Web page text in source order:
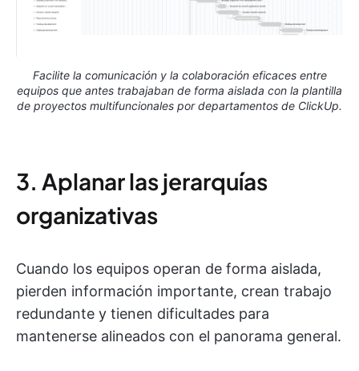
Facilite la comunicación y la colaboración eficaces entre
equipos que antes trabajaban de forma aislada con la plantilla
de proyectos multifuncionales por departamentos de ClickUp.
3. Aplanar las jerarquías
organizativas
Cuando los equipos operan de forma aislada,
pierden información importante, crean trabajo
redundante y tienen dificultades para
mantenerse alineados con el panorama general.